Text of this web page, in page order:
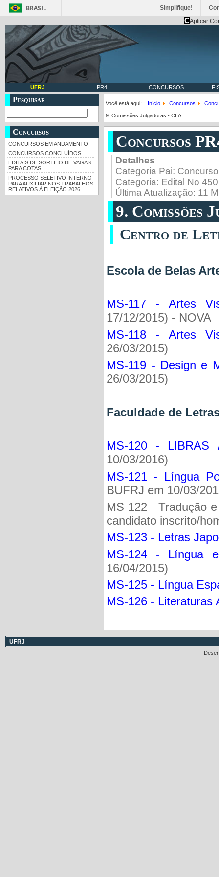
BRASIL Simplifique!
CAplicar
UFRJ PR4 CONCURSOS
Pesquisar
Concursos
CONCURSOS EM ANDAMENTO
CONCURSOS CONCLUÍDOS
EDITAIS DE SORTEIO DE VAGAS
PARA COTAS
PROCESSO SELETIVO INTERNO
PARA AUXILIAR NOS TRABALHOS
RELATIVOS À ELEIÇÃO 2026
Você está aqui: Início Concursos
9. Comissões Julgadoras - CLA
Concursos
Detalhes
Categoria Pai:
Categoria: Edital No
Última Atualização: 11
9. Comissões
Centro de
Escola de Belas
MS-117 - Artes
17/12/2015) - NOVA
MS-118 - Artes
26/03/2015)
MS-119 - Design e
26/03/2015)
Faculdade de
MS-120 - LIBRAS
10/03/2016)
MS-121 - Língua
BUFRJ em 10/03/
MS-122 - Tradução
candidato inscrito/
MS-123 - Letras
MS-124 - Língua
16/04/2015)
MS-125 - Língua
MS-126 - Literaturas
UFRJ